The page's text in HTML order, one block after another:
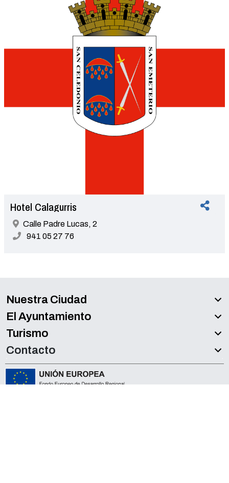
Hotel Calagurris
Calle Padre Lucas, 2
941 05 27 76
Nuestra Ciudad
El Ayuntamiento
Turismo
Contacto